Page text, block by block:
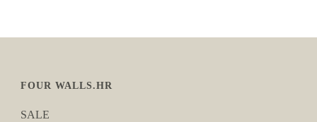
FOUR WALLS.HR
SALE